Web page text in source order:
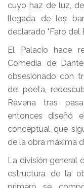
cuyo haz de luz,
llegada de los
declarado "Faro del
El Palacio hace
Comedia de
obsesionado con
del poeta,
Rávena tras
entonces diseñó
conceptual que
de la obra máxima
La división general
estructura de la